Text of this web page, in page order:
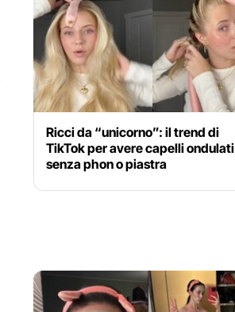
Ricci da “unicorno”: il trend di
TikTok per avere capelli ondulati
senza phon o piastra